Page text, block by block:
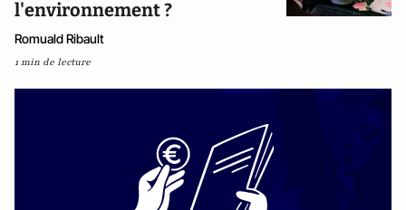
l'environnement ?
Romuald Ribault
1 min de lecture